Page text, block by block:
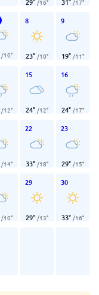
/16° /17°
/10°
8
23° /10°
9
19° /11°
/12°
15
24° /12°
16
24° /17°
/14°
22
33° /18°
23
29° /15°
/10°
29
29° /13°
30
33° /16°